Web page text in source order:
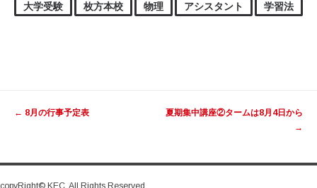
大学受験 枚方本校 物理 アシスタント 学習法
← 8月の行事予定表
夏期集中講座②タームは8月4日から
→
copyRight© KEC. All Rights Reserved.